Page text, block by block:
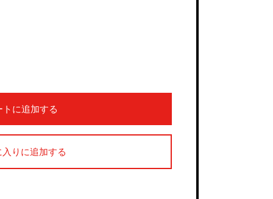
に追加する
りに追加する